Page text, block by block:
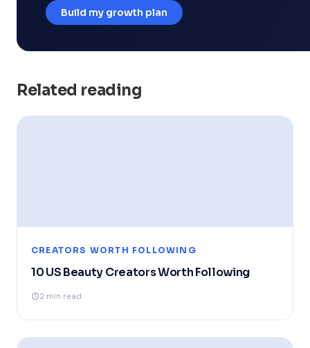
Build my growth plan
Related reading
CREATORS WORTH FOLLOWING
10 US Beauty Creators Worth Following
2 min read